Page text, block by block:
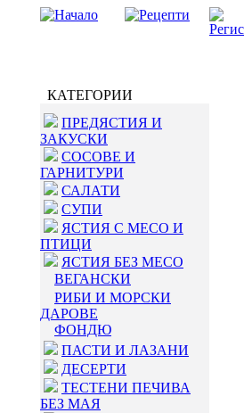
КАТЕГОРИИ
ПРЕДЯСТИЯ И
ЗАКУСКИ
СОСОВЕ И
ГАРНИТУРИ
САЛАТИ
СУПИ
ЯСТИЯ С МЕСО И
ПТИЦИ
ЯСТИЯ БЕЗ МЕСО
ВЕГАНСКИ
РИБИ И МОРСКИ
ДАРОВЕ
ФОНДЮ
ПАСТИ И ЛАЗАНИ
ДЕСЕРТИ
ТЕСТЕНИ ПЕЧИВА
БЕЗ МАЯ